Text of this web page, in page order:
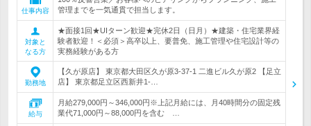
仕事内容
管理までを一気通貫で担当します。
対象と
なる方
★面接1回★UIターン歓迎★完休2日（日月）★建築・住宅業界経
験者歓迎！＜必須＞高卒以上、要普免、施工管理や住宅設計等の
実務経験がある方
勤務地
【久が原店】 東京都大田区久が原3-37-1 二進ビル久が原2 【足立
店】 東京都足立区西新井1-…
給与
月給279,000円～346,000円※上記月給には、月40時間分の固定残
業代71,000円～88,000円を含む …